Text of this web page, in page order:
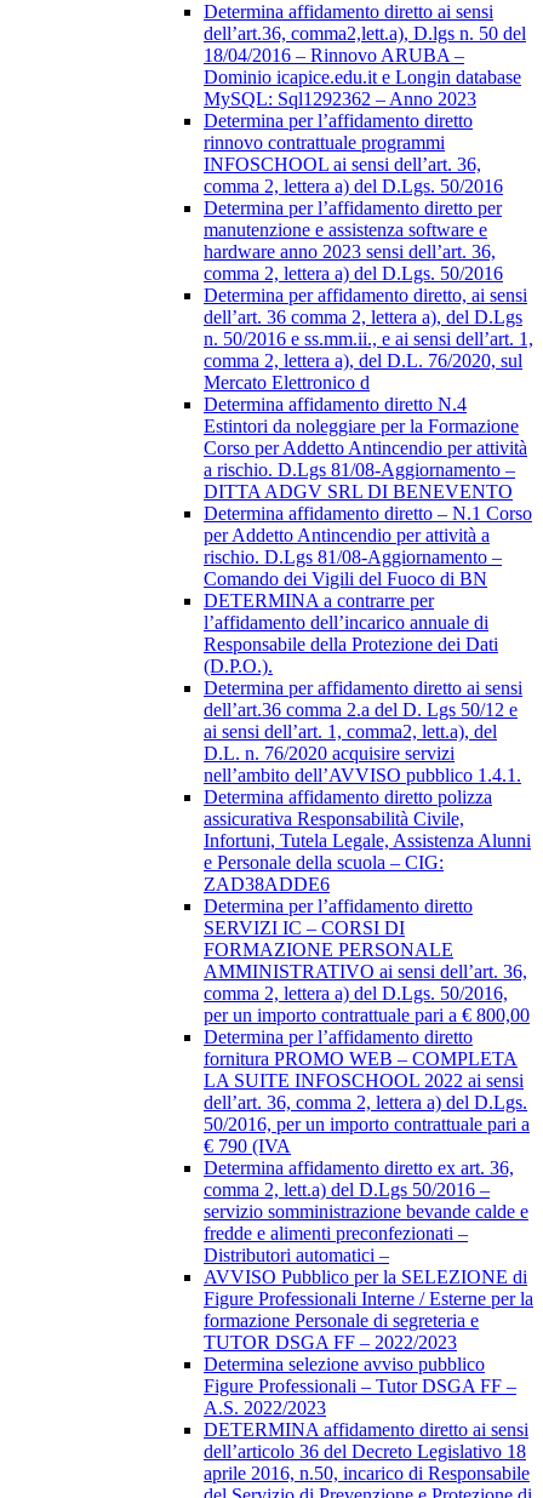
Determina affidamento diretto ai sensi
dell’art.36, comma2,lett.a), D.lgs n. 50 del
18/04/2016 – Rinnovo ARUBA –
Dominio icapice.edu.it e Longin database
MySQL: Sql1292362 – Anno 2023
Determina per l’affidamento diretto
rinnovo contrattuale programmi
INFOSCHOOL ai sensi dell’art. 36,
comma 2, lettera a) del D.Lgs. 50/2016
Determina per l’affidamento diretto per
manutenzione e assistenza software e
hardware anno 2023 sensi dell’art. 36,
comma 2, lettera a) del D.Lgs. 50/2016
Determina per affidamento diretto, ai sensi
dell’art. 36 comma 2, lettera a), del D.Lgs
n. 50/2016 e ss.mm.ii., e ai sensi dell’art. 1,
comma 2, lettera a), del D.L. 76/2020, sul
Mercato Elettronico d
Determina affidamento diretto N.4
Estintori da noleggiare per la Formazione
Corso per Addetto Antincendio per attività
a rischio. D.Lgs 81/08-Aggiornamento –
DITTA ADGV SRL DI BENEVENTO
Determina affidamento diretto – N.1 Corso
per Addetto Antincendio per attività a
rischio. D.Lgs 81/08-Aggiornamento –
Comando dei Vigili del Fuoco di BN
DETERMINA a contrarre per
l’affidamento dell’incarico annuale di
Responsabile della Protezione dei Dati
(D.P.O.).
Determina per affidamento diretto ai sensi
dell’art.36 comma 2.a del D. Lgs 50/12 e
ai sensi dell’art. 1, comma2, lett.a), del
D.L. n. 76/2020 acquisire servizi
nell’ambito dell’AVVISO pubblico 1.4.1.
Determina affidamento diretto polizza
assicurativa Responsabilità Civile,
Infortuni, Tutela Legale, Assistenza Alunni
e Personale della scuola – CIG:
ZAD38ADDE6
Determina per l’affidamento diretto
SERVIZI IC – CORSI DI
FORMAZIONE PERSONALE
AMMINISTRATIVO ai sensi dell’art. 36,
comma 2, lettera a) del D.Lgs. 50/2016,
per un importo contrattuale pari a € 800,00
Determina per l’affidamento diretto
fornitura PROMO WEB – COMPLETA
LA SUITE INFOSCHOOL 2022 ai sensi
dell’art. 36, comma 2, lettera a) del D.Lgs.
50/2016, per un importo contrattuale pari a
€ 790 (IVA
Determina affidamento diretto ex art. 36,
comma 2, lett.a) del D.Lgs 50/2016 –
servizio somministrazione bevande calde e
fredde e alimenti preconfezionati –
Distributori automatici –
AVVISO Pubblico per la SELEZIONE di
Figure Professionali Interne / Esterne per la
formazione Personale di segreteria e
TUTOR DSGA FF – 2022/2023
Determina selezione avviso pubblico
Figure Professionali – Tutor DSGA FF –
A.S. 2022/2023
DETERMINA affidamento diretto ai sensi
dell’articolo 36 del Decreto Legislativo 18
aprile 2016, n.50, incarico di Responsabile